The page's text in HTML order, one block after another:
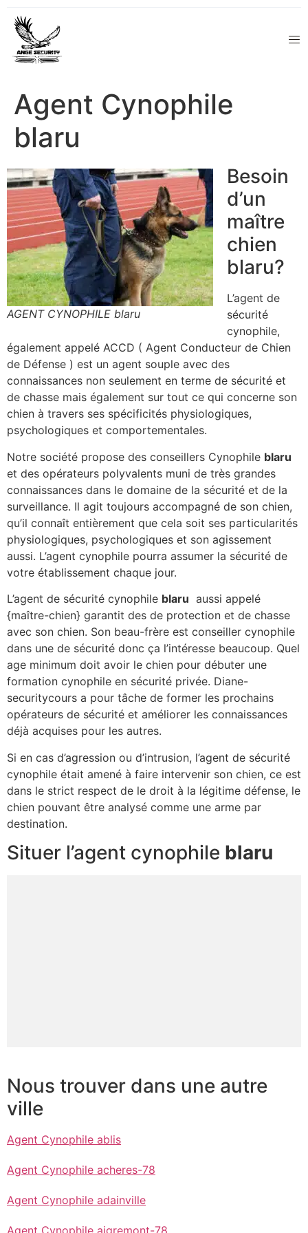
Agent Cynophile
blaru
AGENT CYNOPHILE blaru
Besoin
d’un
maître
chien
blaru?
L’agent de
sécurité
cynophile,
également appelé ACCD ( Agent Conducteur de Chien
de Défense ) est un agent souple avec des
connaissances non seulement en terme de sécurité et
de chasse mais également sur tout ce qui concerne son
chien à travers ses spécificités physiologiques,
psychologiques et comportementales.
Notre société propose des conseillers Cynophile blaru
et des opérateurs polyvalents muni de très grandes
connaissances dans le domaine de la sécurité et de la
surveillance. Il agit toujours accompagné de son chien,
qu’il connaît entièrement que cela soit ses particularités
physiologiques, psychologiques et son agissement
aussi. L’agent cynophile pourra assumer la sécurité de
votre établissement chaque jour.
L’agent de sécurité cynophile blaru aussi appelé
{maître-chien} garantit des de protection et de chasse
avec son chien. Son beau-frère est conseiller cynophile
dans une de sécurité donc ça l’intéresse beaucoup. Quel
age minimum doit avoir le chien pour débuter une
formation cynophile en sécurité privée. Diane-
securitycours a pour tâche de former les prochains
opérateurs de sécurité et améliorer les connaissances
déjà acquises pour les autres.
Si en cas d’agression ou d’intrusion, l’agent de sécurité
cynophile était amené à faire intervenir son chien, ce est
dans le strict respect de le droit à la légitime défense, le
chien pouvant être analysé comme une arme par
destination.
Situer l’agent cynophile blaru
Nous trouver dans une autre
ville
Agent Cynophile ablis
Agent Cynophile acheres-78
Agent Cynophile adainville